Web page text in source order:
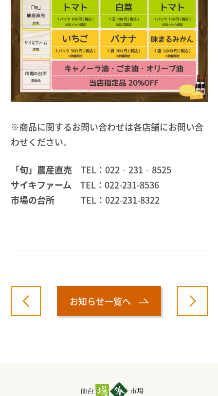
※商品に関するお問い合わせは各店舗にお問い合
わせください。
「旬」農産直売TEL：022‐231‐8525
サイキファーム TEL：022-231-8536
市場の台所TEL：022-231-8322
お知らせ一覧へ